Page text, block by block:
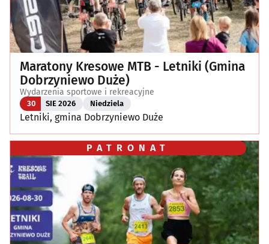
Kino, teatr (115)
Wernisaże, wydarzenia artystyczne(4)
Wystawy(25)
Wydarzenia sportowe i rekreacyjne
Plenerowe, festyny(13)
Dla dzieci (3)
Targi, konferencje(8)
Wykłady, pokazy, imprezy okolicznościowe(13)
Maratony Kresowe MTB - Letniki (Gmina
Dobrzyniewo Duże)
Wydarzenia sportowe i rekreacyjne
30 SIE 2026 Niedziela
Letniki, gmina Dobrzyniewo Duże
PATRONAT